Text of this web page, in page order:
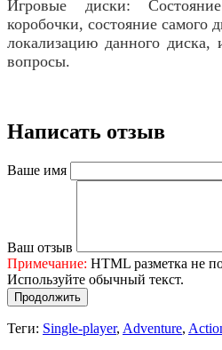
Игровые диски:
коробочки, состояние самого
локализацию данного
вопросы.
Написать отзыв
Ваше имя
Ваш отзыв
Примечание: HTML разметка не
Используйте обычный текст.
Продолжить
Теги: Single-player, Adventure,